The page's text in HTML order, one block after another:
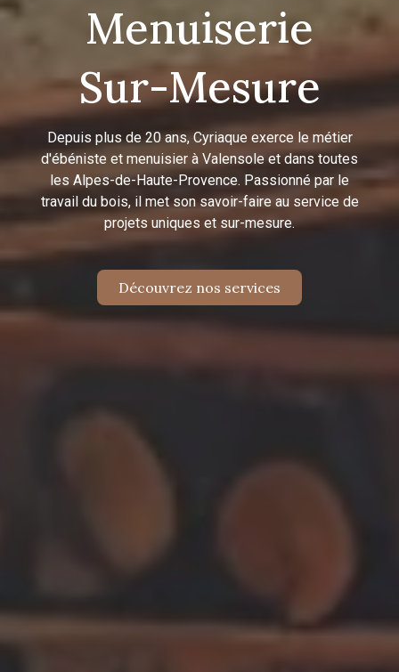
Menuiserie
Sur-Mesure
Depuis plus de 20 ans, Cyriaque exerce le métier
d'ébéniste et menuisier à Valensole et dans toutes
les Alpes-de-Haute-Provence. Passionné par le
travail du bois, il met son savoir-faire au service de
projets uniques et sur-mesure.
Découvrez nos services